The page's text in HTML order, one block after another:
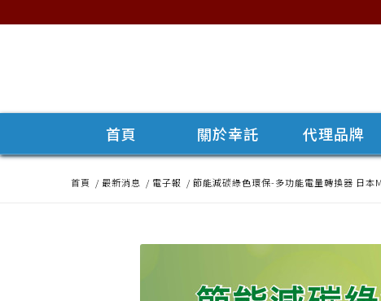
首頁 關於幸託 代理品牌
首頁 / 最新消息 / 電子報 / 節能減碳綠色環保-多功能電量轉換器 日本